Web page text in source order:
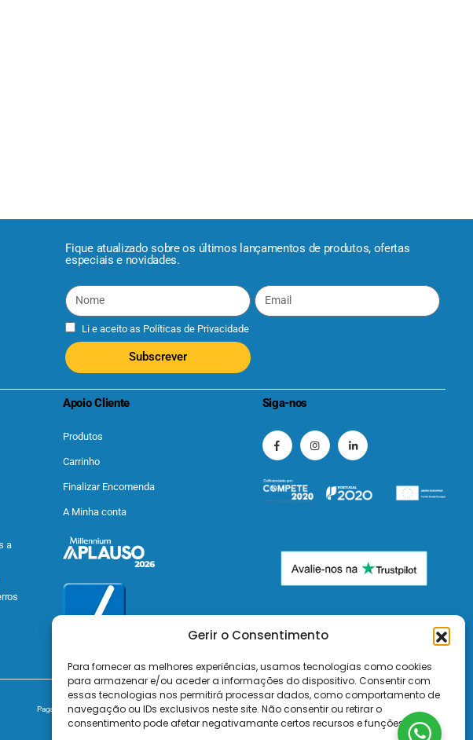
Gerir o Consentimento
Para fornecer as melhores experiências, usamos tecnologias como cookies
para armazenar e/ou aceder a informações do dispositivo. Consentir com
essas tecnologias nos permitirá processar dados, como comportamento de
navegação ou IDs exclusivos neste site. Não consentir ou retirar o
consentimento pode afetar negativamante certos recursos e funções.
Fique atualizado sobre os últimos lançamentos de produtos, ofertas
especiais e novidades.
Li e aceito as Políticas de Privacidade
Subscrever
a
Apoio Cliente
Produtos
Carrinho
Finalizar Encomenda
A Minha conta
Siga-nos
Pagamentos Seguros MB | MB WAY | Transferência Bancária | Payshop | Visa | Mastercard | Visa Secure | Mastercard Identity Check